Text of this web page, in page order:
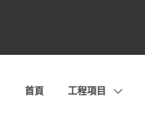
首頁 工程項目